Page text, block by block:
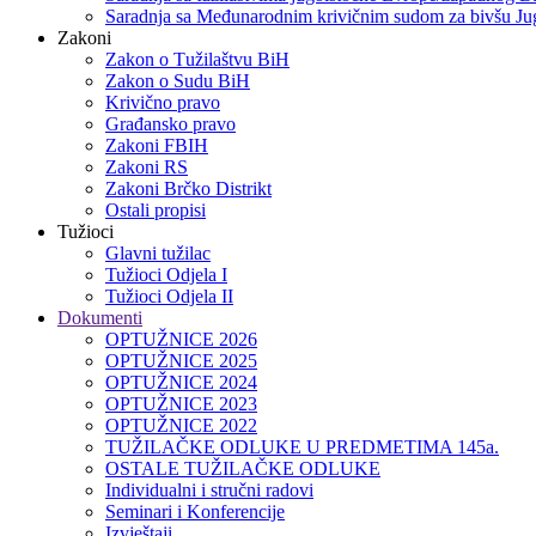
Saradnja sa Međunarodnim krivičnim sudom za bivšu
Zakoni
Zakon o Тužilaštvu BiH
Zakon o Sudu BiH
Krivično pravo
Građansko pravo
Zakoni FBIH
Zakoni RS
Zakoni Brčko Distrikt
Ostali propisi
Tužioci
Glavni tužilac
Tužioci Odjela I
Tužioci Odjela II
Dokumenti
OPTUŽNICE 2026
OPTUŽNICE 2025
OPTUŽNICE 2024
OPTUŽNICE 2023
OPTUŽNICE 2022
TUŽILAČKE ODLUKE U PREDMETIMA 145a.
OSTALE TUŽILAČKE ODLUKE
Individualni i stručni radovi
Seminari i Konferencije